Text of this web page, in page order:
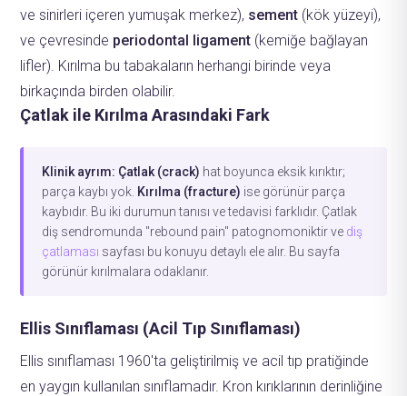
ve sinirleri içeren yumuşak merkez), sement (kök yüzeyi),
ve çevresinde periodontal ligament (kemiğe bağlayan
lifler). Kırılma bu tabakaların herhangi birinde veya
birkaçında birden olabilir.
Çatlak ile Kırılma Arasındaki Fark
Klinik ayrım: Çatlak (crack) hat boyunca eksik kırıktır;
parça kaybı yok. Kırılma (fracture) ise görünür parça
kaybıdır. Bu iki durumun tanısı ve tedavisi farklıdır. Çatlak
diş sendromunda "rebound pain" patognomoniktir ve diş
çatlaması sayfası bu konuyu detaylı ele alır. Bu sayfa
görünür kırılmalara odaklanır.
Ellis Sınıflaması (Acil Tıp Sınıflaması)
Ellis sınıflaması 1960'ta geliştirilmiş ve acil tıp pratiğinde
en yaygın kullanılan sınıflamadır. Kron kırıklarının derinliğine